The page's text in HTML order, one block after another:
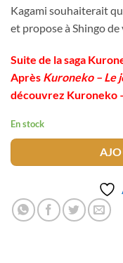
Kagami souhaiterait
et propose à Shingo de
Suite de la saga
Après Kuroneko – Le
découvrez Kuroneko
En stock